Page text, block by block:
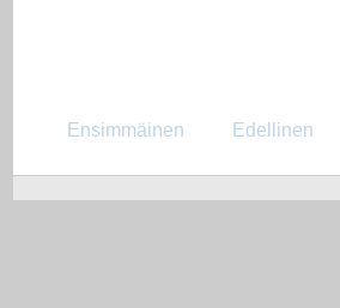
Ensimmäinen Edellinen